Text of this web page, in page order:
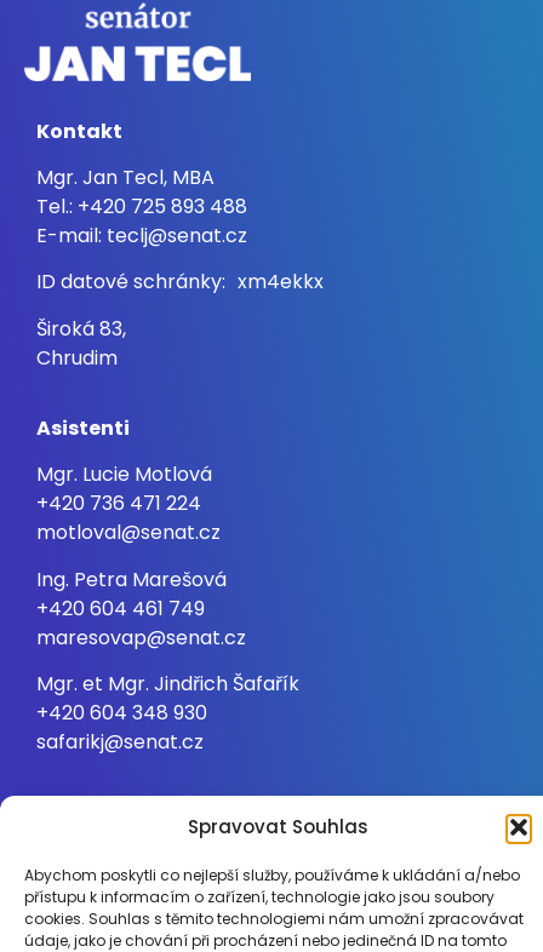
Spravovat Souhlas
Abychom poskytli co nejlepší služby, používáme k ukládání a/nebo
přístupu k informacím o zařízení, technologie jako jsou soubory
cookies. Souhlas s těmito technologiemi nám umožní zpracovávat
údaje, jako je chování při procházení nebo jedinečná ID na tomto
Kontakt
Mgr. Jan Tecl, MBA
Tel.: +420 725 893 488
E-mail: teclj@senat.cz
ID datové schránky: xm4ekkx
Široká 83,
Chrudim
Asistenti
Mgr. Lucie Motlová
+420 736 471 224
motloval@senat.cz
Ing. Petra Marešová
+420 604 461 749
maresovap@senat.cz
Mgr. et Mgr. Jindřich Šafařík
+420 604 348 930
safarikj@senat.cz